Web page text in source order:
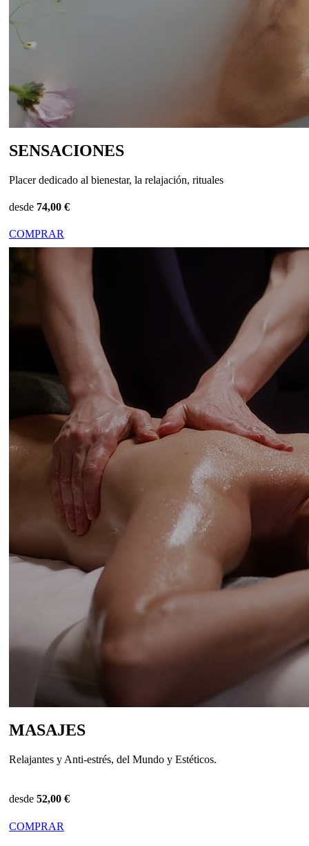
SENSACIONES
Placer dedicado al bienestar, la relajación, rituales
desde 74,00 €
COMPRAR
MASAJES
Relajantes y Anti-estrés, del Mundo y Estéticos.
desde 52,00 €
COMPRAR